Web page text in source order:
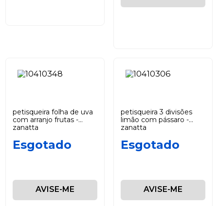
petisqueira folha de uva
com arranjo frutas -
zanatta
Esgotado
AVISE-ME
petisqueira 3 divisões
limão com pássaro -
zanatta
Esgotado
AVISE-ME